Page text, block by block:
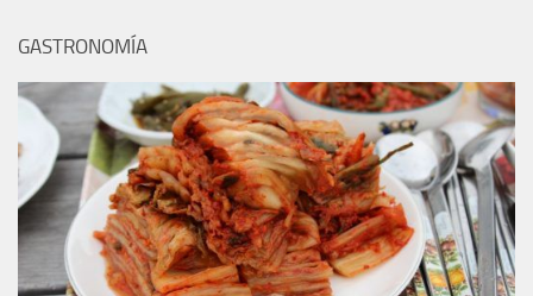
GASTRONOMÍA